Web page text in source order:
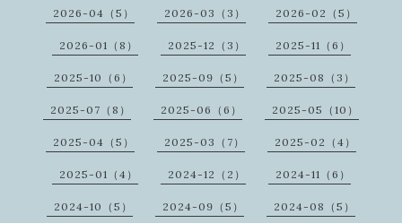
2026-04（5） 2026-03（3） 2026-02（5）
2026-01（8） 2025-12（3） 2025-11（6）
2025-10（6） 2025-09（5） 2025-08（3）
2025-07（8） 2025-06（6） 2025-05（10）
2025-04（5） 2025-03（7） 2025-02（4）
2025-01（4） 2024-12（2） 2024-11（6）
2024-10（5） 2024-09（5） 2024-08（5）